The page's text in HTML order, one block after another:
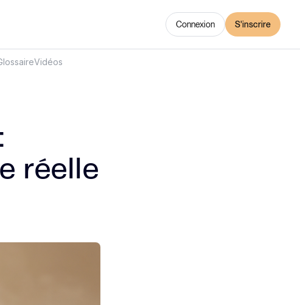
Connexion S'inscrire
Vidéos
réelle